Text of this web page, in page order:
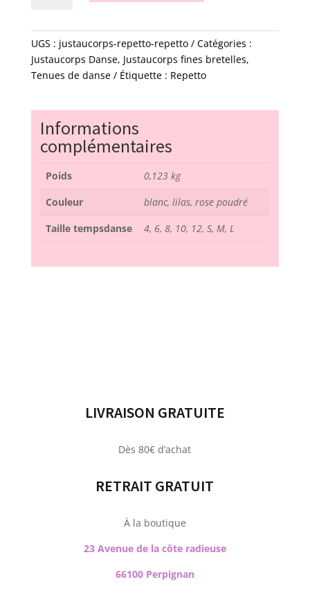
-
repetto
UGS : justaucorps-repetto-repetto
Catégories :
Justaucorps Danse, Justaucorps fines bretelles,
Tenues de danse
Étiquette : Repetto
Informations
complémentaires
Poids
0,123 kg
Couleur
blanc, lilas, rose poudré
Taille tempsdanse
4, 6, 8, 10, 12, S, M, L
LIVRAISON GRATUITE
Dès 80€ d’achat
RETRAIT GRATUIT
À la boutique
23 Avenue de la côte radieuse
66100 Perpignan